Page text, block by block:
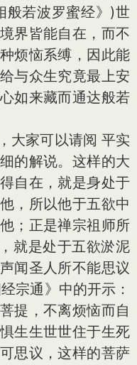
般若波罗蜜经》)世
界皆能自在，而不
烦恼系缚，因此能
与众生究竟最上安
如来藏而通达般若
家可以请阅 平实
的解说。这样的大
自在，就是身处于
，所以他于五欲中
；正是禅宗祖师所
就是处于五欲淤泥
闻圣人所不能思议
宗通》中的开示：
提，不离烦恼而自
生生世世住于生死
思议，这样的菩萨